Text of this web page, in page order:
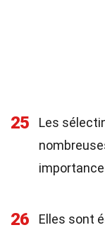
25
Les
26
Elles sont